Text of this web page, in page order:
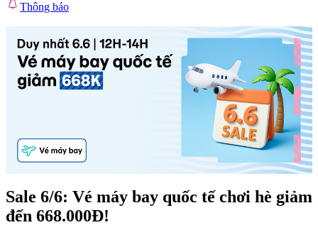
Thông báo
Sale 6/6: Vé máy bay quốc tế chơi hè giảm
đến 668.000Đ!